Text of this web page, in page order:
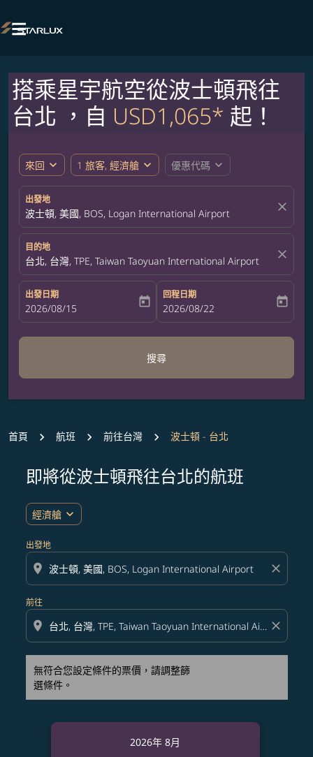

搭乘星宇航空從波士頓飛往
台北 ，自 USD1,065* 起！
來回 expand_more 1 旅客, 經濟艙 expand_more 優惠代碼 expand_more
出發地
波士頓, 美國, BOS, Logan International Airport close
目的地
台北, 台灣, TPE, Taiwan Taoyuan International Airport close
出發日期
fc-booking-departure-date-aria-label
2026/08/15 today
回程日期
fc-booking-return-date-aria-label
2026/08/22 today
搜尋
首頁 航班 前往台灣 波士頓 - 台北
即將從波士頓飛往台北的航班
經濟艙 expand_more
出發地
location_on close
前往
location_on close
無符合您設定條件的票價，請調整篩
選條件。
無符合您設定條件的票價，請調整篩選條件。
2026年 8月